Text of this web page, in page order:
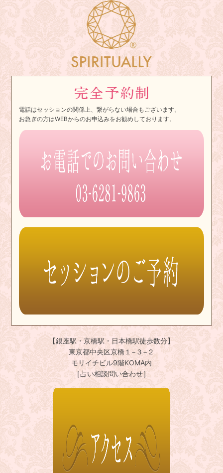
電話はセッションの関係上、繋がらない場合もございます。
お急ぎの方はWEBからのお申込みをお勧めしております。
【銀座駅・京橋駅・日本橋駅徒歩数分】
東京都中央区京橋１−３−２
モリイチビル9階KOMA内
［占い相談問い合わせ］